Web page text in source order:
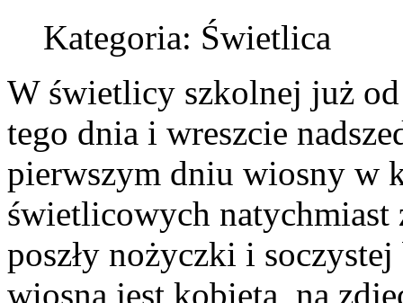
Kategoria: Świetlica
W świetlicy szkolnej już od
tego dnia i wreszcie
pierwszym dniu wiosny w
świetlicowych
poszły nożyczki i
wiosna jest kobietą, na